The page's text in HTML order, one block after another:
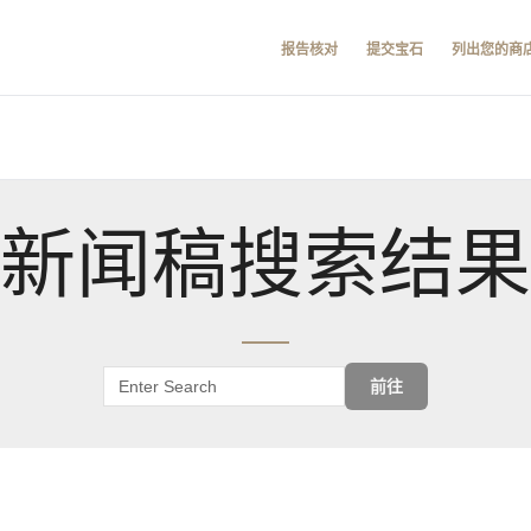
报告核对 提交宝石 列出您的商
新闻稿搜索结果
前往